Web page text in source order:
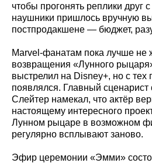
чтобы прогонять реплики друг
наушники пришлось вручную
постпродакшене — бюджет,
Marvel-фанатам пока лучше не
возвращения «Лунного
выстрелил на Disney+, но с
появлялся. Главный
Слейтер намекал, что актёр
настоящему интересного
Лунном рыцаре в возможном
регулярно всплывают заново.
Эфир церемонии «Эмми»